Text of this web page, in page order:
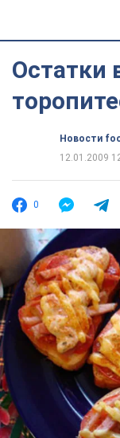
Остатки
Новости
12.01.2009
0